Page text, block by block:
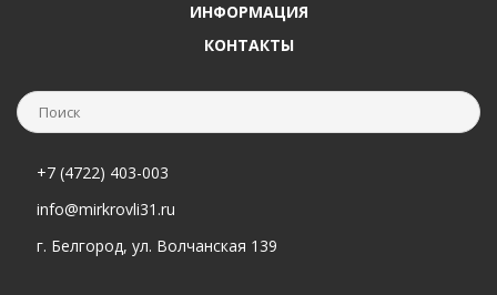
ИНФОРМАЦИЯ
КОНТАКТЫ
+7 (4722) 403-003
info@mirkrovli31.ru
г. Белгород, ул. Волчанская 139